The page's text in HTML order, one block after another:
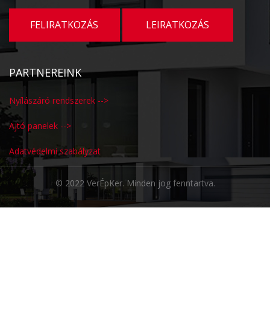
PARTNEREINK
Nyílászáró rendszerek -->
Ajtó panelek -->
Adatvédelmi szabályzat
© 2022 VerÉpKer. Minden jog fenntartva.